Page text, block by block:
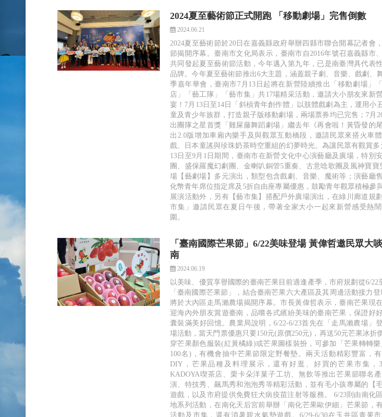
2024夏至藝術節正式開跑 「移動劇場」完售倒數
2024.06.21
2024夏至藝術節於20日在嘉義縣政府舉辦四縣市聯合開幕記者會
節揭開序幕。臺南市文化局表示，臺南市自2016年號召嘉義縣市
共同發起夏至藝術節活動，今年邁入第九年，已是南臺灣具代表
品牌。今年夏至藝術節推出6大主題，涵蓋親子劇、音樂、戲劇、
季嘉年華會，臺南市7月13日起將在新營陸續推出「移動劇場」
店」「藝工隊」「藝市集」共17場精采活動，邀請大小朋友來新
宴！7月13日至14日「斜槓青年創作體」以肢體戲劇為主，運用小
童及青少年族群，打造親子版移動劇場，兩場票券均已完售；7月
出團隊之星首獎「雞屎藤舞蹈劇場」繼去年《再會啦！黃昏發的
出2.0版增加車廂內樂手及與觀眾互動橋段，邀請民眾來搭火車
戲、日本童謠與珍珠奶茶時空重組的幻夢時光。為讓民眾有觀賞多
13日至9月1日期間，臺南市在新營文化中心演藝廳及廣場，特別
團、盛保羅魔幻劇團、金喇叭銅管5重奏、古意唸歌團及風神寶寶
場【藝劇場】多元演出，類型包含戲劇、音樂、魔術等；演藝廳
化幣青年席位指定席及5折自由座專屬優惠，鼓勵青年觀眾積極參
展演活動外，另有【藝市集】搭配戶外廣場演出，在綠川廊道規
市集」邀請民眾在夏日午後，帶著全家大小一起來新營感受熱
圍。
「臺南國際芒果節」6/22美味登場 黃偉哲邀民眾大
南
2024.06.19
以美味、優質享譽國際的臺南芒果目前適逢產季，市府規劃從6/22
「臺南國際芒果節」，結合臺南芒果六大產區及其周邊活動接力
將於大內區走馬瀨農場揭開序幕。市長黃偉哲表示，臺南芒果現
迎海內外朋友賞遊臺南，品嚐各式繽紛美味的臺南芒果，保證好
囊裝滿美好回憶。農業局說明，6/22-6/23首先在「走馬瀨農場」
場活動，當天門票優惠只要150元(原價250元)，再送50元芒果冰折
穿芒果顏色服裝(紅黃橘綠)或芒果圖樣裝扮，可參加「芒果轉轉
100名)，有機會抽中芒果節限定野餐墊。兩天活動精彩豐富，
DIY，芒果品種及料理展示，還有好逛、好買的芒果市集，
KADOYA喫茶店、栗卡朵洋菓子工坊、無飲等推出芒果節聯名
演、特技秀、飆馬秀和泡泡秀等精彩活動，並有毛小孩專屬的【
遊戲，以及市府提供免費狂犬病疫苗注射等服務。 6/23則由南化
地系列活動，在南化天后宮前舉辦「南化芒果歐伊細」芒果節，
活動及市集，還有消暑親水氣墊遊戲。6/29-6/30在玉井區青果